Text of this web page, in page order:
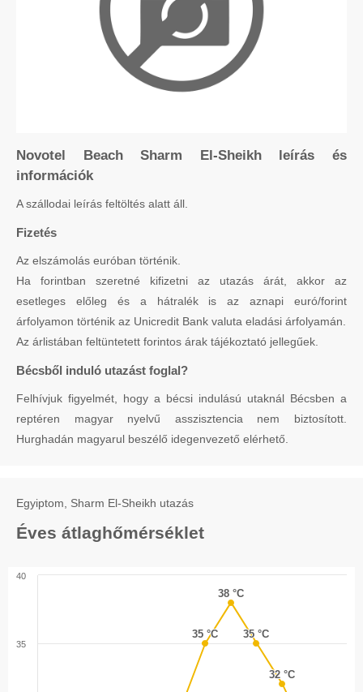
Novotel Beach Sharm El-Sheikh leírás és
információk
A szállodai leírás feltöltés alatt áll.
Fizetés
Az elszámolás euróban történik.
Ha forintban szeretné kifizetni az utazás árát, akkor az
esetleges előleg és a hátralék is az aznapi euró/forint
árfolyamon történik az Unicredit Bank valuta eladási árfolyamán.
Az árlistában feltüntetett forintos árak tájékoztató jellegűek.
Bécsből induló utazást foglal?
Felhívjuk figyelmét, hogy a bécsi indulású utaknál Bécsben a
reptéren magyar nyelvű asszisztencia nem biztosított.
Hurghadán magyarul beszélő idegenvezető elérhető.
Egyiptom, Sharm El-Sheikh utazás
Éves átlaghőmérséklet
35 °C
35 °C
38 °C
38 °C
35 °C
35 °C
32 °C
32 °C
35
40